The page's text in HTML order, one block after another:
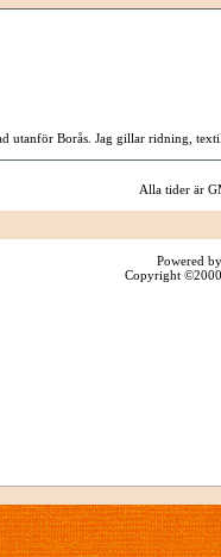
utanför Borås. Jag gillar ridning,
Alla tider är
Powered
Copyright